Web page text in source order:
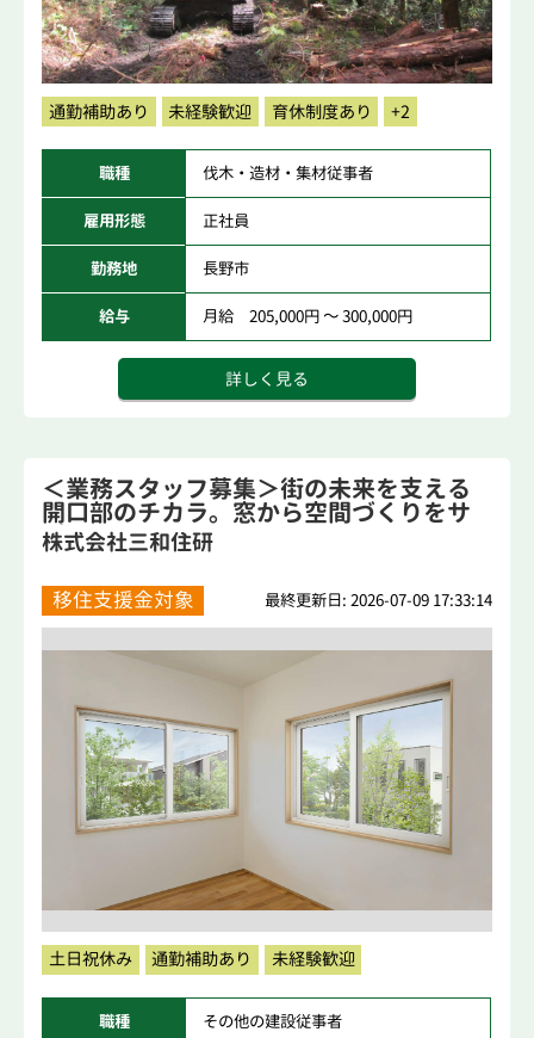
通勤補助あり 未経験歓迎 育休制度あり +2
職種 伐木・造材・集材従事者
雇用形態 正社員
勤務地 長野市
給与 月給 205,000円 ～ 300,000円
詳しく見る
＜業務スタッフ募集＞街の未来を支える
開口部のチカラ。窓から空間づくりをサ
ポート。
株式会社三和住研
移住支援金対象 最終更新日: 2026-07-09 17:33:14
土日祝休み 通勤補助あり 未経験歓迎
職種 その他の建設従事者